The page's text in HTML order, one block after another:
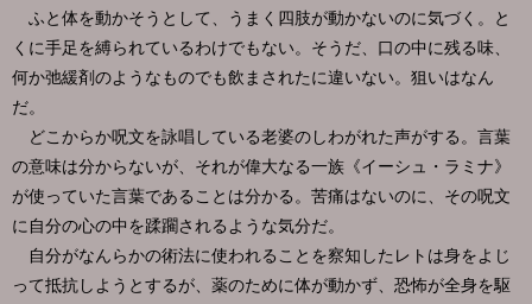
ふと体を動かそうとして、うまく四肢が動かないのに気づく。と
くに手足を縛られているわけでもない。そうだ、口の中に残る味、
何か弛緩剤のようなものでも飲まされたに違いない。狙いはなん
だ。
どこからか呪文を詠唱している老婆のしわがれた声がする。言葉
の意味は分からないが、それが偉大なる一族《イーシュ・ラミナ》
が使っていた言葉であることは分かる。苦痛はないのに、その呪文
に自分の心の中を蹂躙されるような気分だ。
自分がなんらかの術法に使われることを察知したレトは身をよじ
って抵抗しようとするが、薬のために体が動かず、恐怖が全身を駆